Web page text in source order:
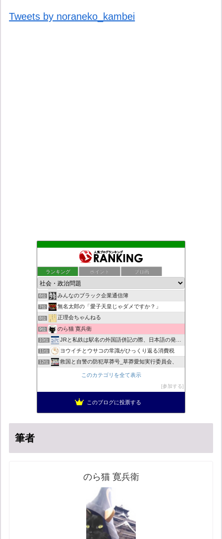
Tweets by noraneko_kambei
ランキング ポイント ブロ画
もえるあじあ
死神タカ位置サナエのオイルショックドクトリン憲法改悪計画！
恥を知れ、恥を
5位 ダリチョコ dalichoko
6位 みんなのブラック企業通信簿
7位 無名太郎の「愛子天皇じゃダメですか？」
8位 正理会ちゃんねる
9位 のら猫 寛兵衛
10位 JRと私鉄は駅名の外国語併記の際、日本語の発音/…
11位 ヨウイチとウサコの常識がひっくり返る消費税
12位 救国と自警の防犯草莽号_草莽愛知実行委員会、
マイナンバー導入診断
超革新ひふみ神示
このカテゴリを全て表示
参加する
このブログに投票する
筆者
のら猫 寛兵衛